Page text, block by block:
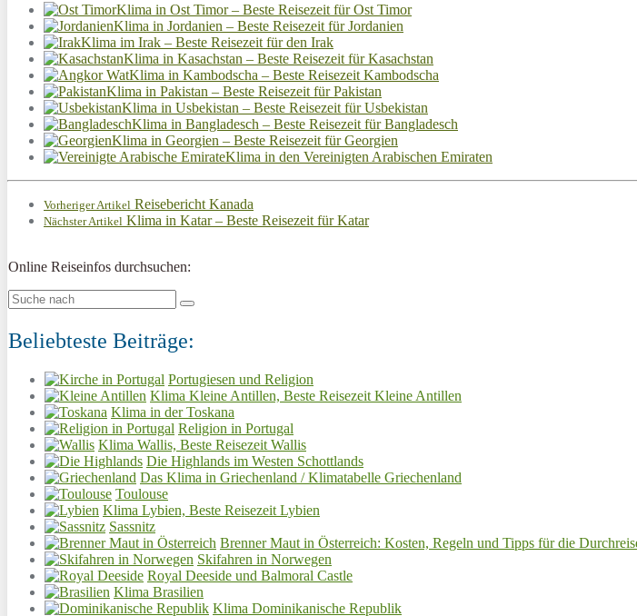
Klima in Ost Timor – Beste Reisezeit für Ost Timor
Klima in Jordanien – Beste Reisezeit für Jordanien
Klima im Irak – Beste Reisezeit für den Irak
Klima in Kasachstan – Beste Reisezeit für Kasachstan
Klima in Kambodscha – Beste Reisezeit Kambodscha
Klima in Pakistan – Beste Reisezeit für Pakistan
Klima in Usbekistan – Beste Reisezeit für Usbekistan
Klima in Bangladesch – Beste Reisezeit für Bangladesch
Klima in Georgien – Beste Reisezeit für Georgien
Klima in den Vereinigten Arabischen Emiraten
Vorheriger Artikel Reisebericht Kanada
Nächster Artikel Klima in Katar – Beste Reisezeit für Katar
Online Reiseinfos durchsuchen:
Beliebteste Beiträge:
Portugiesen und Religion
Klima Kleine Antillen, Beste Reisezeit Kleine Antillen
Klima in der Toskana
Religion in Portugal
Klima Wallis, Beste Reisezeit Wallis
Die Highlands im Westen Schottlands
Das Klima in Griechenland / Klimatabelle Griechenland
Toulouse
Klima Lybien, Beste Reisezeit Lybien
Sassnitz
Brenner Maut in Österreich: Kosten, Regeln und Tipps für die
Skifahren in Norwegen
Royal Deeside und Balmoral Castle
Klima Brasilien
Klima Dominikanische Republik